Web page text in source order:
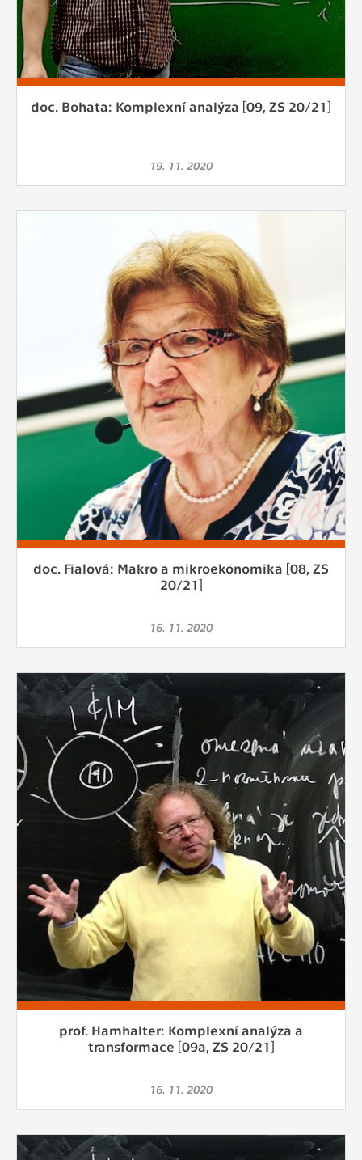
doc. Bohata: Komplexní analýza [09, ZS 20/21]
19. 11. 2020
doc. Fialová: Makro a mikroekonomika [08, ZS
20/21]
16. 11. 2020
prof. Hamhalter: Komplexní analýza a
transformace [09a, ZS 20/21]
16. 11. 2020